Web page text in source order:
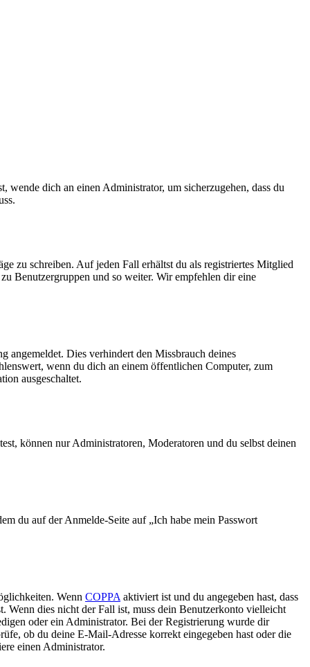
dich an einen Administrator, um sicherzugehen, dass du
zu schreiben. Auf jeden Fall erhältst du als registriertes Mitglied
Benutzergruppen und so weiter. Wir empfehlen dir eine
angemeldet. Dies verhindert den Missbrauch deines
wenn du dich an einem öffentlichen Computer, zum
ausgeschaltet.
können nur Administratoren, Moderatoren und du selbst deinen
du auf der Anmelde-Seite auf „Ich habe mein Passwort
Wenn COPPA aktiviert ist und du angegeben hast, dass
Wenn dies nicht der Fall ist, muss dein Benutzerkonto vielleicht
oder ein Administrator. Bei der Registrierung wurde dir
ob du deine E-Mail-Adresse korrekt eingegeben hast oder die
einen Administrator.